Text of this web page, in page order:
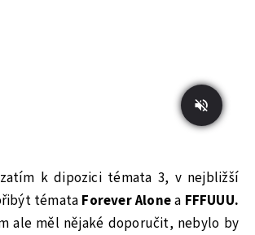
k dipozici témata 3, v nejbližší
témata ForeverAlonea FFFUUU.
ale měl nějaké doporučit, nebylo by